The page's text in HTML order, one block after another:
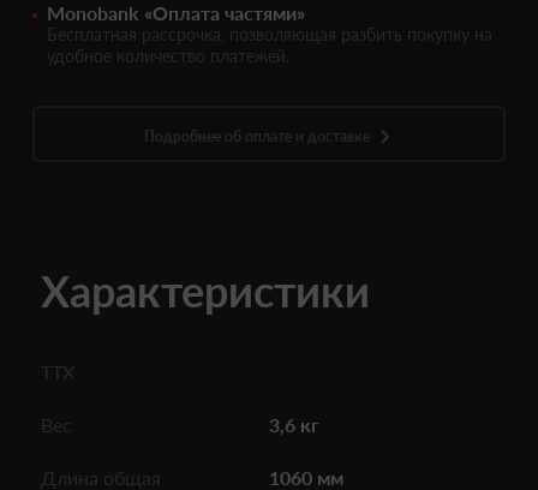
Monobank «Оплата частями»
Бесплатная рассрочка, позволяющая разбить покупку на
удобное количество платежей.
Подробнее об оплате и доставке
Характеристики
ТТХ
Вес 3,6 кг
Длина общая 1060 мм